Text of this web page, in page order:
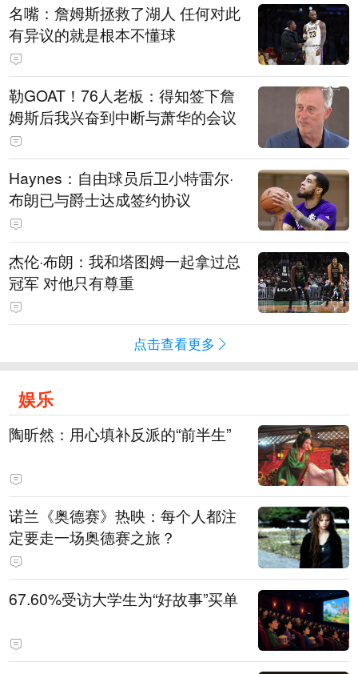
名嘴：詹姆斯拯救了湖人 任何对此
有异议的就是根本不懂球
勒GOAT！76人老板：得知签下詹
姆斯后我兴奋到中断与萧华的会议
Haynes：自由球员后卫小特雷尔·
布朗已与爵士达成签约协议
杰伦·布朗：我和塔图姆一起拿过总
冠军 对他只有尊重
点击查看更多
娱乐
陶昕然：用心填补反派的“前半生”
诺兰《奥德赛》热映：每个人都注
定要走一场奥德赛之旅？
67.60%受访大学生为“好故事”买单